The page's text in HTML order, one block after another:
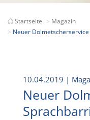
Startseite
Magazin
Neuer
10.04.2019 |
Neuer